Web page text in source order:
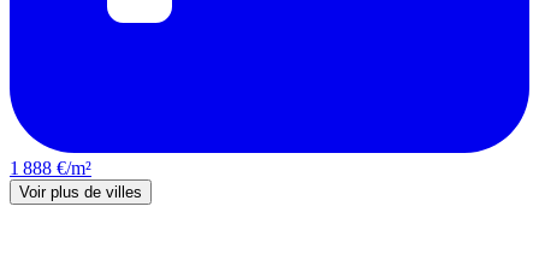
1 888 €/m²
Voir plus de villes